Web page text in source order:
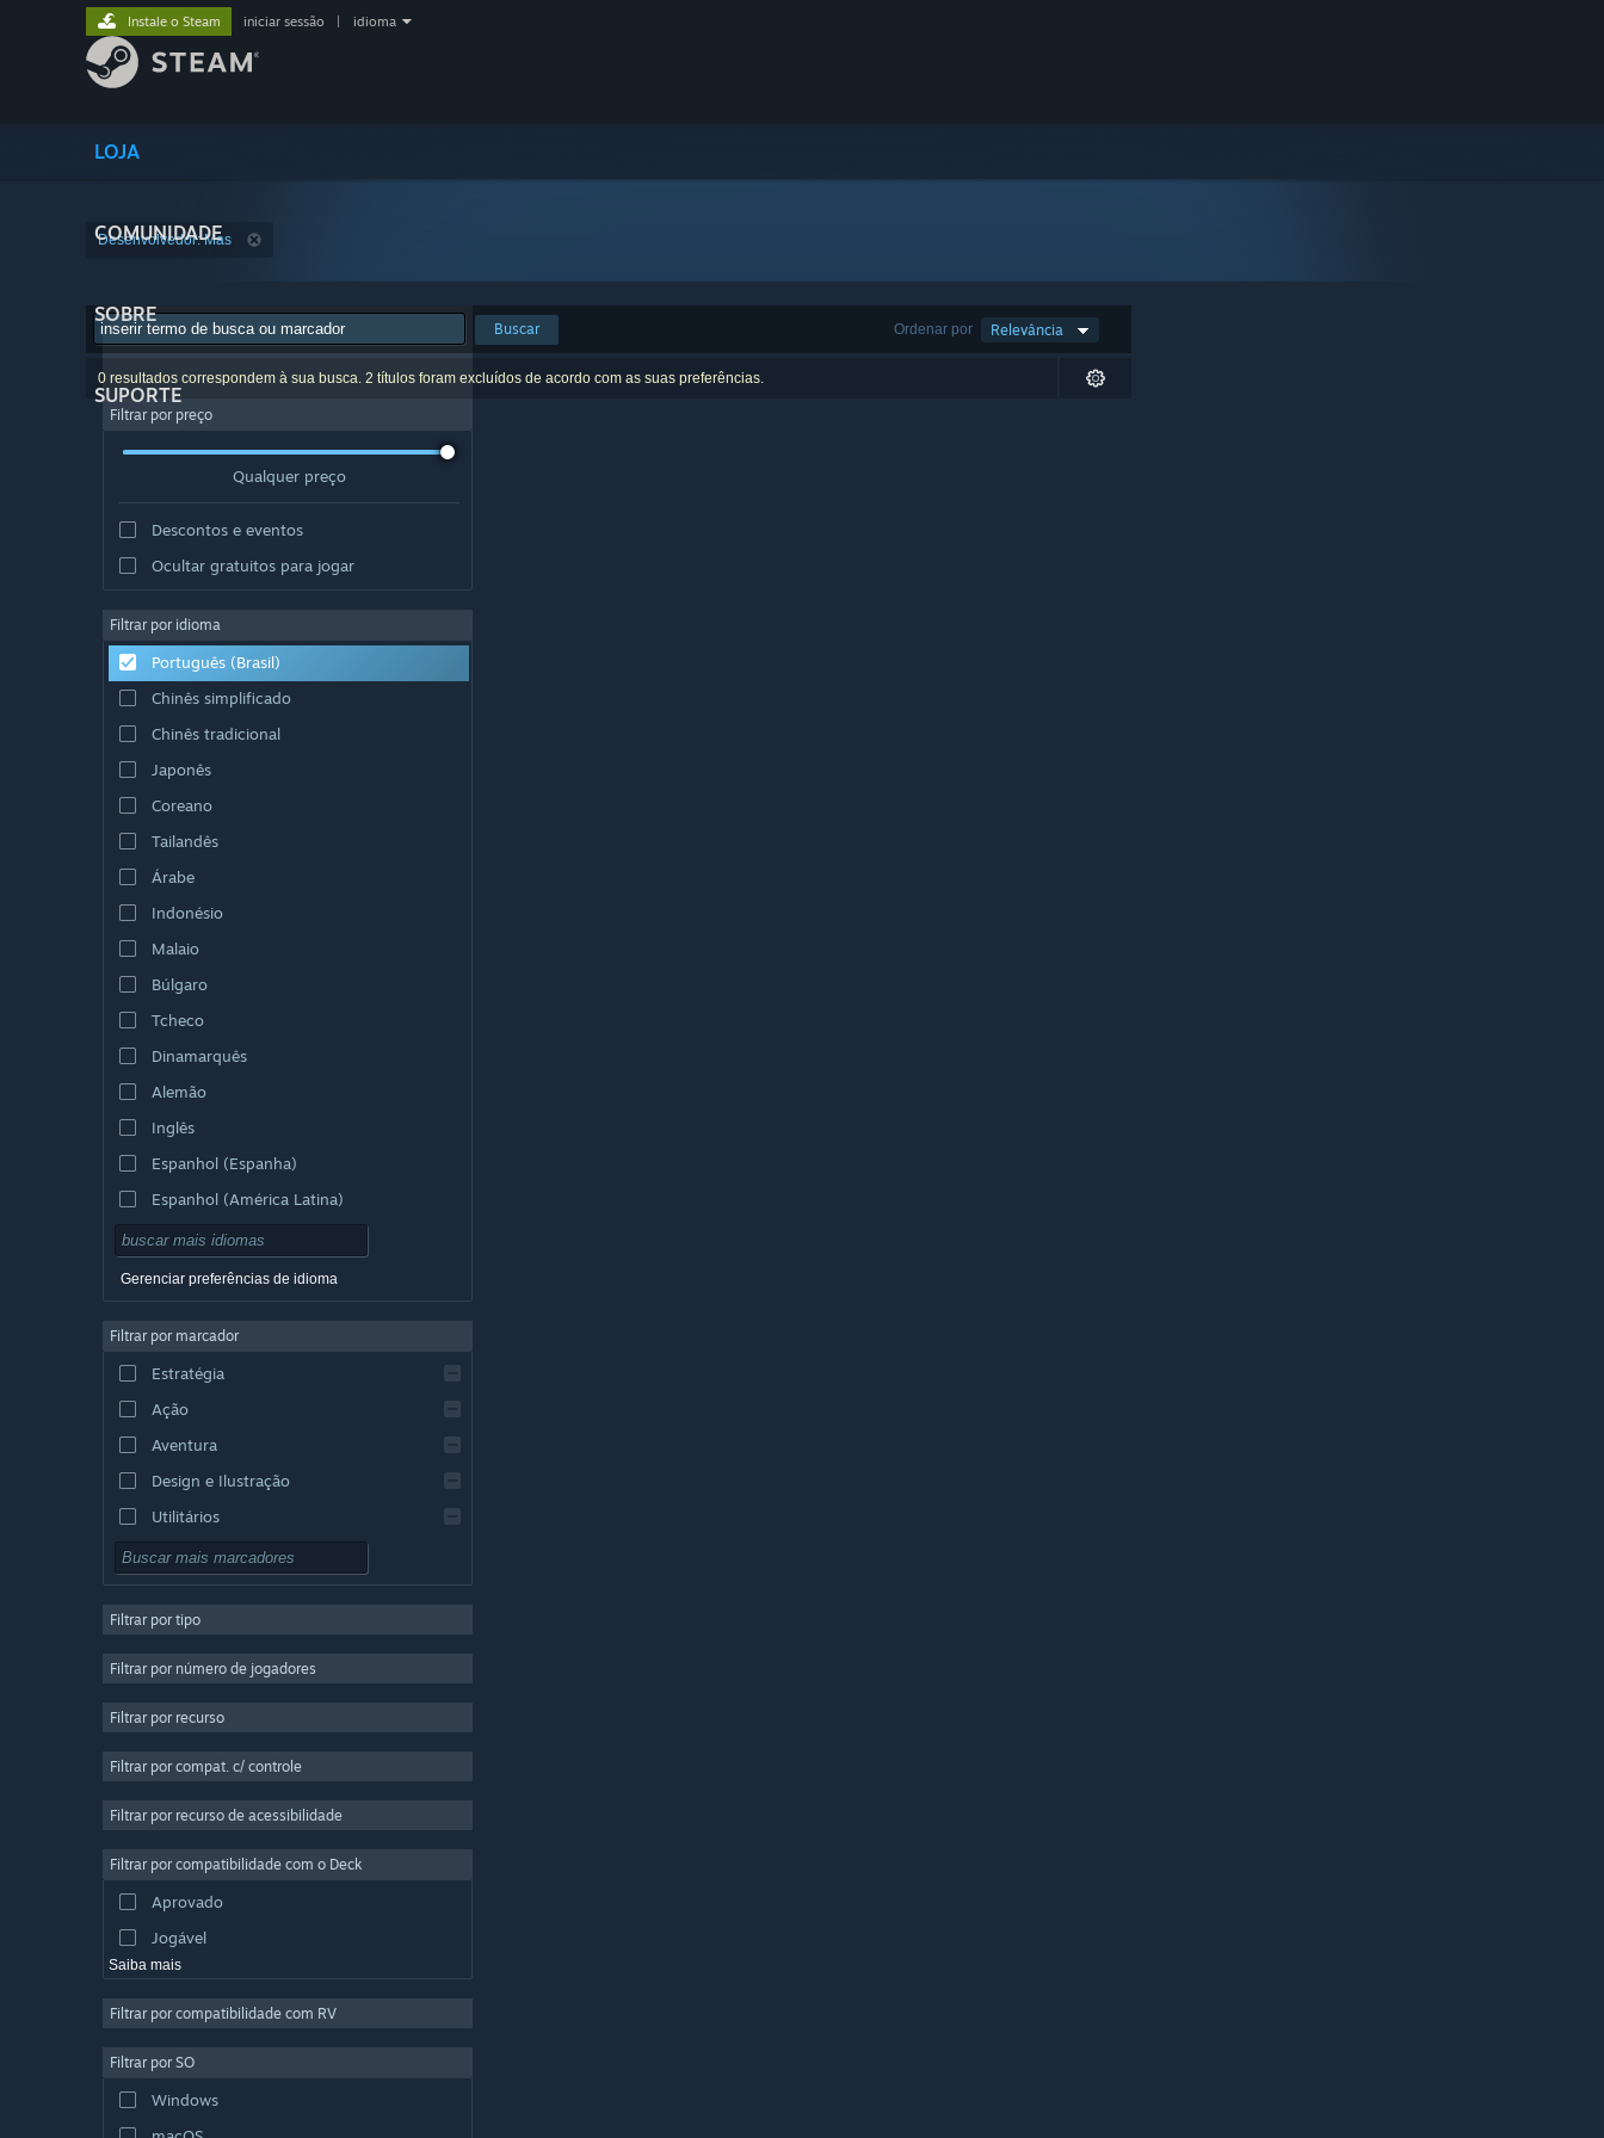
LOJA
COMUNIDADE
SOBRE
SUPORTE
Instale o Steam iniciar sessão idioma
Desenvolvedor: Mas
Ordenar por Relevância
Buscar
0 resultados correspondem à sua busca. 2 títulos foram excluídos de acordo com as suas preferências.
Filtrar por preço
Qualquer preço
Descontos e eventos
Ocultar gratuitos para jogar
Filtrar por idioma
Português (Brasil)
Chinês simplificado
Chinês tradicional
Japonês
Coreano
Tailandês
Árabe
Indonésio
Malaio
Búlgaro
Tcheco
Dinamarquês
Alemão
Inglês
Espanhol (Espanha)
Espanhol (América Latina)
Gerenciar preferências de idioma
Filtrar por marcador
Estratégia
Ação
Aventura
Design e Ilustração
Utilitários
Gratuito para Jogar
Multijogador Massivo
Casual
Simulação
Produção de Vídeo
Edição de Fotos
Filtrar por tipo
Filtrar por número de jogadores
Filtrar por recurso
Filtrar por compat. c/ controle
Filtrar por recurso de acessibilidade
Filtrar por compatibilidade com o Deck
Aprovado
Jogável
Saiba mais
Filtrar por compatibilidade com RV
Filtrar por SO
Windows